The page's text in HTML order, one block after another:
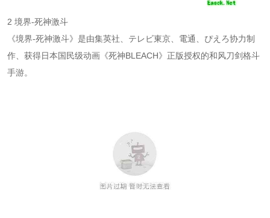
2 境界-死神激斗
《境界-死神激斗》是由集英社、テレビ東京、電通、ぴえろ协力制
作、获得日本国民级动画《死神BLEACH》正版授权的和风刀剑格斗
手游。